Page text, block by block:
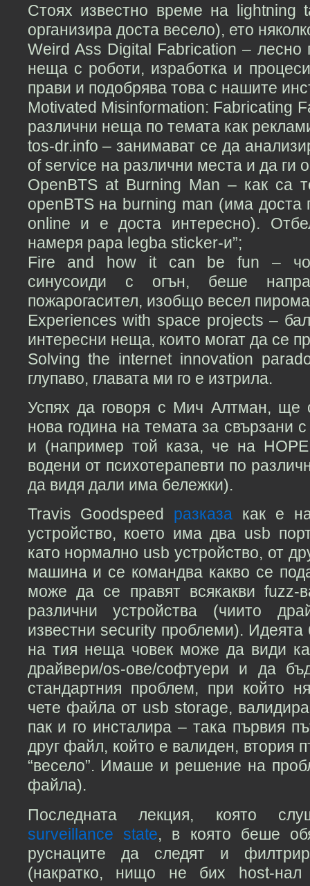
Стоях известно време на lightning
организира доста весело), ето
Weird Ass Digital Fabrication – лесно
неща с роботи, изработка и
прави и подобрява това с нашите
Motivated Misinformation: Fabricating
различни неща по темата как
tos-dr.info – занимават се да
of service на различни места и да ги
OpenBTS at Burning Man – как са
openBTS на burning man (има
online и е доста интересно).
намеря papa legba sticker-и”;
Fire and how it can be fun –
синусоиди с огън, беше
пожарогасител, изобщо весел
Experiences with space projects –
интересни неща, които могат да се
Solving the internet innovation
глупаво, главата ми го е изтрила.
Успях да говоря с Мич Алтман, ще
нова година на темата за свързани
и (например той каза, че на
водени от психотерапевти по
да видя дали има бележки).
Travis Goodspeed разказа как е
устройство, което има два usb
като нормално usb устройство, от
машина и се командва какво се
може да се правят всякакви fuzz-
различни устройства (чиито
известни security проблеми).
на тия неща човек може да види
драйвери/os-ове/софтуери и да
стандартния проблем, при който
чете файла от usb storage, валидира
пак и го инсталира – така първия
друг файл, който е валиден, втория
“весело”. Имаше и решение на
файла).
Последната лекция, която
surveillance state, в която беше
руснаците да следят и
(накратко, нищо не бих host-